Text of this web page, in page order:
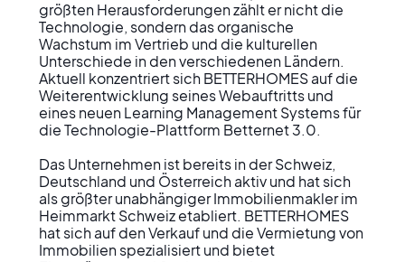
größten Herausforderungen zählt er nicht die
Technologie, sondern das organische
Wachstum im Vertrieb und die kulturellen
Unterschiede in den verschiedenen Ländern.
Aktuell konzentriert sich BETTERHOMES auf die
Weiterentwicklung seines Webauftritts und
eines neuen Learning Management Systems für
die Technologie-Plattform Betternet 3.0.
Das Unternehmen ist bereits in der Schweiz,
Deutschland und Österreich aktiv und hat sich
als größter unabhängiger Immobilienmakler im
Heimmarkt Schweiz etabliert. BETTERHOMES
hat sich auf den Verkauf und die Vermietung von
Immobilien spezialisiert und bietet